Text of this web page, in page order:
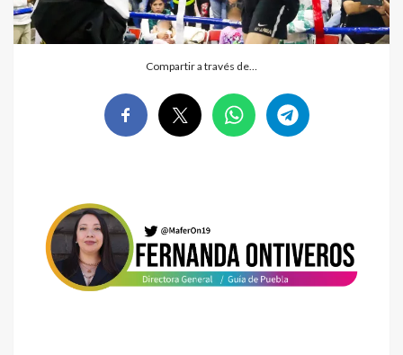
Compartir a través de…